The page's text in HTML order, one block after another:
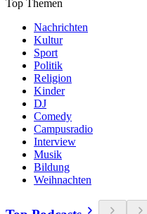
Top Themen
Nachrichten
Kultur
Sport
Politik
Religion
Kinder
DJ
Comedy
Campusradio
Interview
Musik
Bildung
Weihnachten